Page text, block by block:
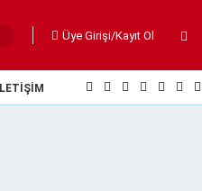
Üye Girişi/Kayıt Ol
İLETIŞIM